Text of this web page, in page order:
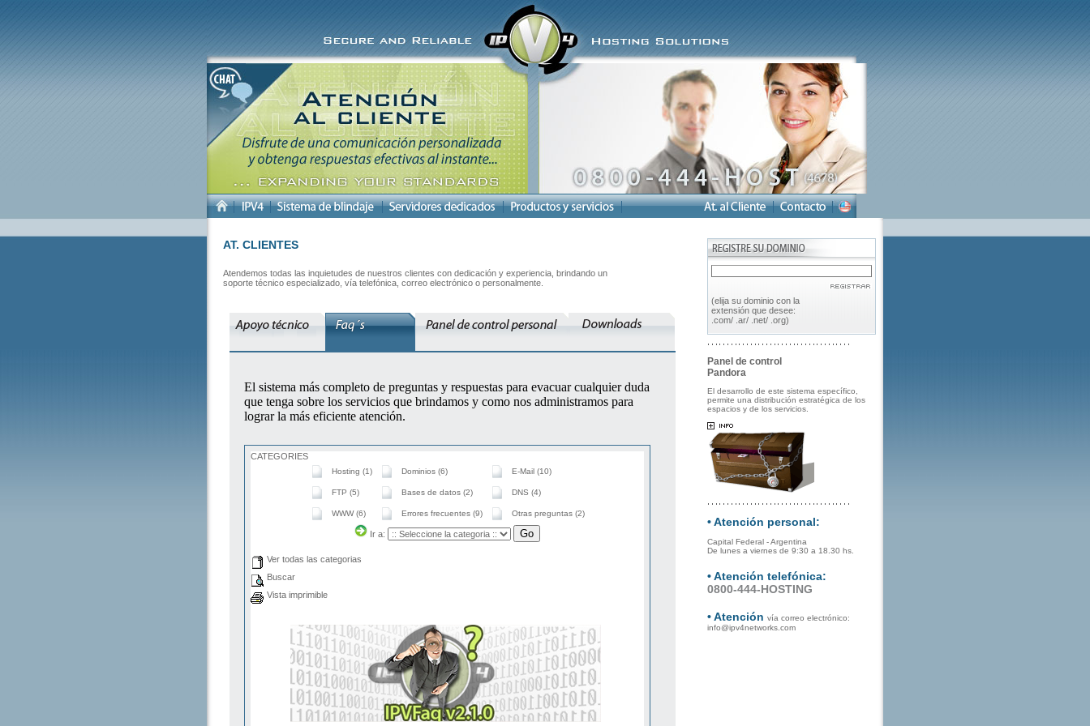
AT. CLIENTES
Atendemos todas las inquietudes de nuestros clientes con dedicación y experiencia, brindando un
soporte técnico especializado, vía telefónica, correo electrónico o personalmente.
(elija su dominio con la
extensión que desee:
.com/ .ar/ .net/ .org)
Panel de control
Pandora
El desarrollo de este sistema específico,
permite una distribución estratégica de los
espacios y de los servicios.
• Atención personal:
Capital Federal - Argentina
De lunes a viernes de 9:30 a 18.30 hs.
•Atención telefónica:
0800-444-HOSTING
•Atención vía correo electrónico:
info@ipv4networks.com